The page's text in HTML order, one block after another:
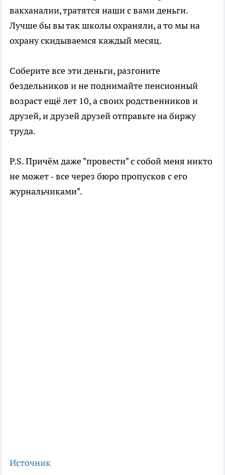
вакханалии, тратятся наши с вами деньги.
Лучше бы вы так школы охраняли, а то мы на
охрану скидываемся каждый месяц.
Соберите все эти деньги, разгоните
бездельников и не поднимайте пенсионный
возраст ещё лет 10, а своих родственников и
друзей, и друзей друзей отправьте на биржу
труда.
P.S. Причём даже "провести" с собой меня никто
не может - все через бюро пропусков с его
журнальчиками".
Источник